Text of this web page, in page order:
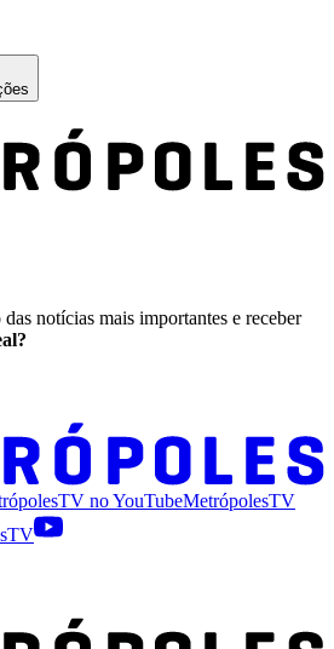
notícias mais importantes e receber
noYouTubeMetrópolesTV